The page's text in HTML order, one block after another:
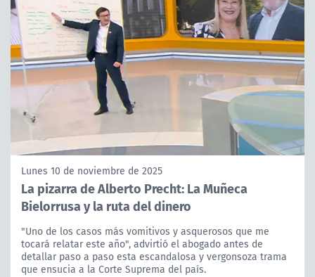
Lunes 10 de noviembre de 2025
La pizarra de Alberto Precht: La Muñeca
Bielorrusa y la ruta del dinero
"Uno de los casos más vomitivos y asquerosos que me
tocará relatar este año", advirtió el abogado antes de
detallar paso a paso esta escandalosa y vergonsoza trama
que ensucia a la Corte Suprema del país.